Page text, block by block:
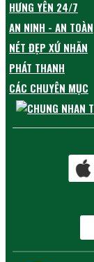
HƯNG YÊN 24/7
AN NINH - AN TOÀN
NÉT ĐẸP XỨ NHÃN
PHÁT THANH
CÁC CHUYÊN MỤC